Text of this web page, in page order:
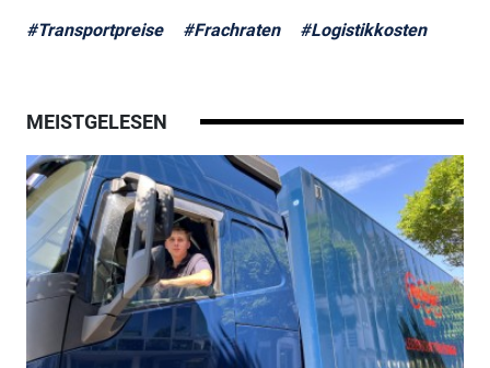
#Transportpreise #Frachraten #Logistikkosten
MEISTGELESEN